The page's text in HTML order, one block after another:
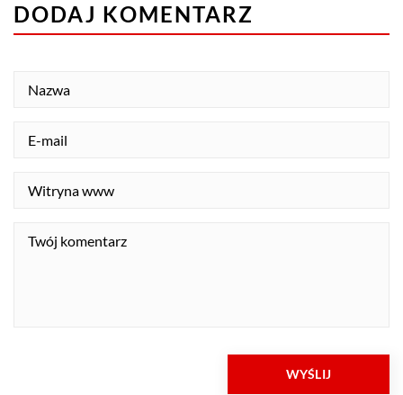
DODAJ KOMENTARZ